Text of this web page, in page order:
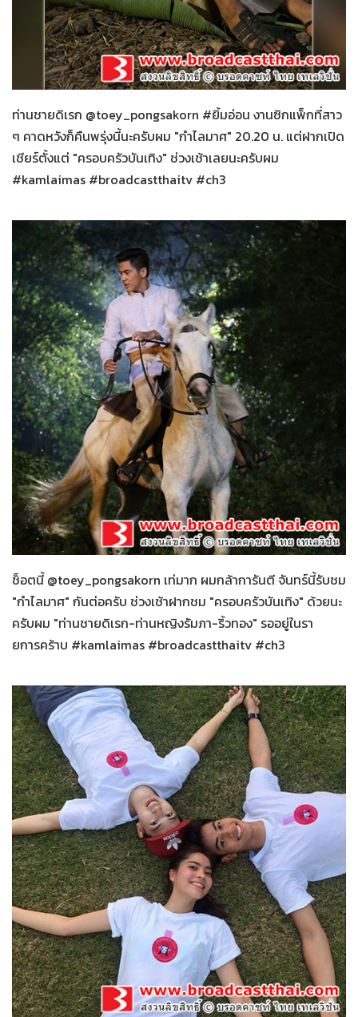
31-01-2559 กำไลมาศ
ท่านชายดิเรก @toey_pongsakorn #ยิ้มอ่อน งานซิกแพ็กที่สาว
ๆ คาดหวังก็คืนพรุ่งนี้นะครับผม "กำไลมาศ" 20.20 น. แต่ฝากเปิด
เชียร์ตั้งแต่ "ครอบครัวบันเทิง" ช่วงเช้าเลยนะครับผม
#kamlaimas #broadcastthaitv #ch3
31-01-2559 กำไลมาศ
ช็อตนี้ @toey_pongsakorn เท่มาก ผมกล้าการันตี จันทร์นี้รับชม
"กำไลมาศ" กันต่อครับ ช่วงเช้าฝากชม "ครอบครัวบันเทิง" ด้วยนะ
ครับผม "ท่านชายดิเรก-ท่านหญิงรัมภา-ริ้วทอง" รออยู่ในรา
ยการคร้าบ #kamlaimas #broadcastthaitv #ch3
31-01-2559 น้องใหม่ร้ายบริสุทธิ์